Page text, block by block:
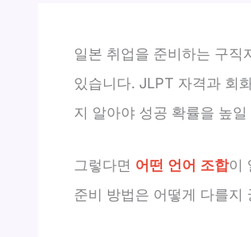
일본 취업을 준비하는 구직
있습니다. JLPT 자격과 회
지 알아야 성공 확률을 높
그렇다면 어떤 언어 조합이
준비 방법은 어떻게 다를지